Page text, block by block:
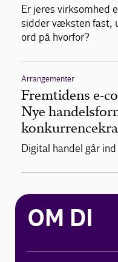
Er jeres virksomhed
sidder væksten fast,
ord på hvorfor?
Arrangementer
Fremtidens e-
Nye
Digital handel går ind
OM DI